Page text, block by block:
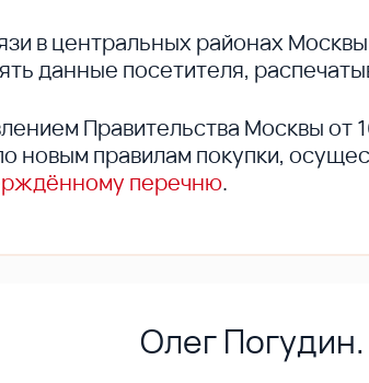
в центральных районах
данные посетителя,
Правительства Москвы
новым правилам покупки,
перечню.
Олег